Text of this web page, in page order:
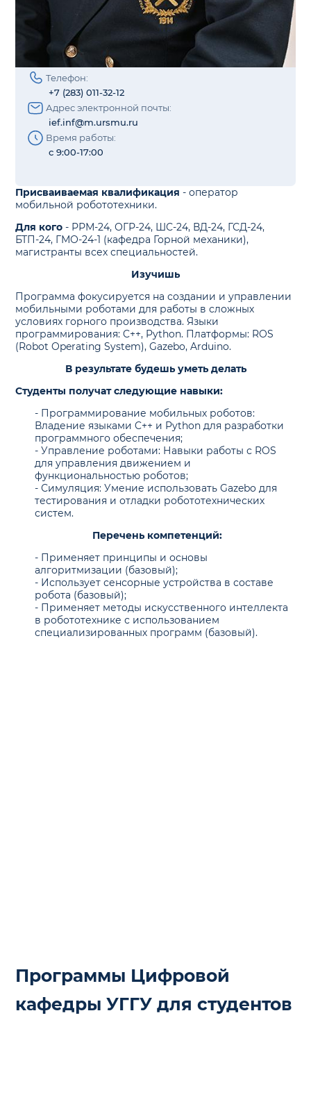
Телефон:
+7 (283) 011-32-12
Адрес электронной почты:
ief.inf@m.ursmu.ru
Время работы:
с 9:00-17:00
Присваиваемая квалификация - оператор
мобильной робототехники.
Для кого- РРМ-24, ОГР-24, ШС-24, ВД-24, ГСД-24,
БТП-24, ГМО-24-1 (кафедра Горной механики),
магистранты всех специальностей.
Изучишь
Программа фокусируется на создании и управлении
мобильными роботами для работы в сложных
условиях горного производства. Языки
программирования: C++, Python. Платформы: ROS
(Robot Operating System), Gazebo, Arduino.
В результате будешь уметь делать
Студенты получат следующие навыки:
- Программирование мобильных роботов:
Владение языками C++ и Python для разработки
программного обеспечения;
- Управление роботами: Навыки работы с ROS
для управления движением и
функциональностью роботов;
- Симуляция: Умение использовать Gazebo для
тестирования и отладки робототехнических
систем.
Перечень компетенций:
- Применяет принципы и основы
алгоритмизации (базовый);
- Использует сенсорные устройства в составе
робота (базовый);
- Применяет методы искусственного интеллекта
в робототехнике с использованием
специализированных программ (базовый).
Программы Цифровой
кафедры УГГУ для студентов